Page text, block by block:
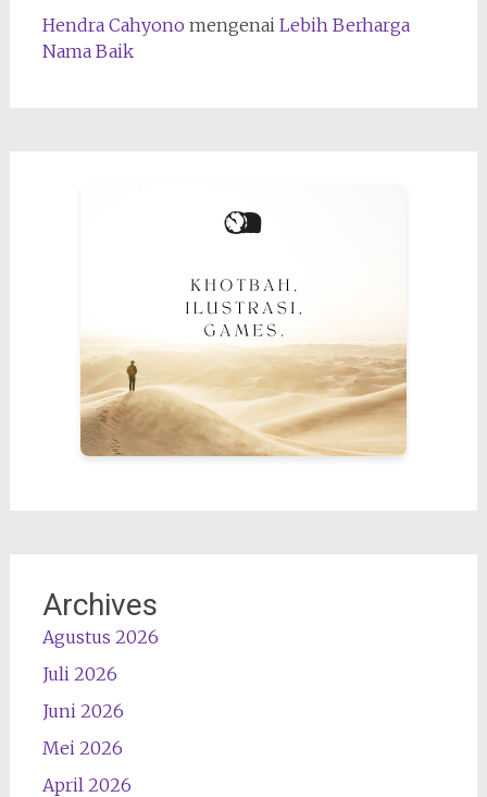
Hendra Cahyono mengenai Lebih Berharga
Nama Baik
Archives
Agustus 2026
Juli 2026
Juni 2026
Mei 2026
April 2026